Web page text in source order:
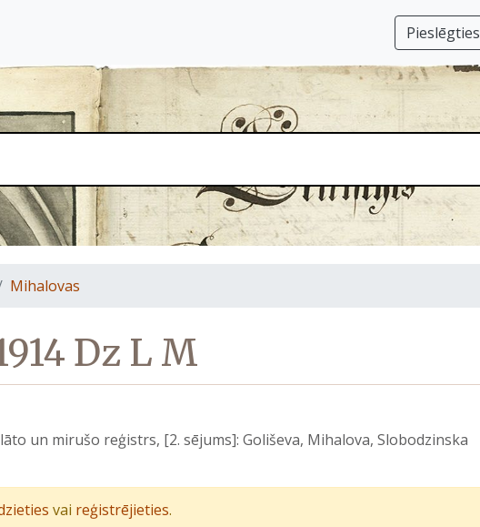
Pieslēgties
Mihalovas
Dz L M
un mirušo reģistrs, [2. sējums]: Goliševa, Mihalova, Slobodzinska
vai reģistrējieties.